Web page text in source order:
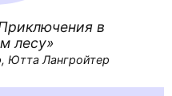
в
лесу
Ютта Лангройтер